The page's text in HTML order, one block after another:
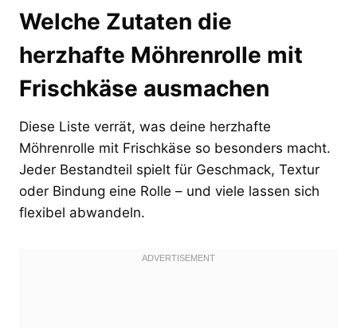
Welche Zutaten die
herzhafte Möhrenrolle mit
Frischkäse ausmachen
Diese Liste verrät, was deine herzhafte
Möhrenrolle mit Frischkäse so besonders macht.
Jeder Bestandteil spielt für Geschmack, Textur
oder Bindung eine Rolle – und viele lassen sich
flexibel abwandeln.